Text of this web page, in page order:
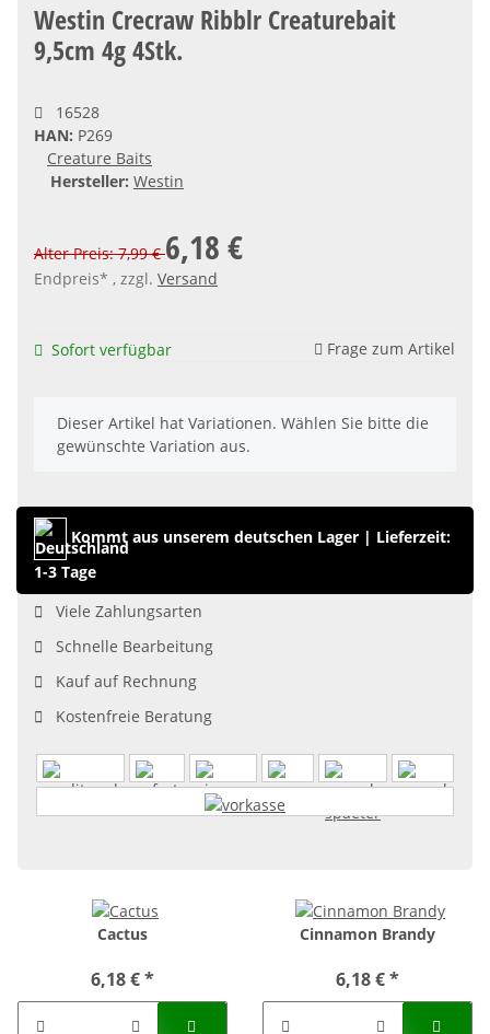
Westin Crecraw Ribblr Creaturebait
9,5cm 4g 4Stk.
16528
HAN: P269
Creature Baits
Hersteller: Westin
Alter Preis: 7,99 €6,18 €
Endpreis* , zzgl. Versand
Sofort verfügbar Frage zum Artikel
x
Dieser Artikel hat Variationen. Wählen Sie bitte die
gewünschte Variation aus.
Kommt aus unserem deutschen Lager | Lieferzeit:
1-3 Tage
Viele Zahlungsarten
Schnelle Bearbeitung
Kauf auf Rechnung
Kostenfreie Beratung
Cactus
6,18 €*
Cinnamon Brandy
6,18 €*